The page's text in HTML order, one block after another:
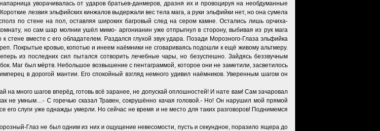
уворачивалась от ударов братьев-данмеров, дразня их и провоцируя на необдуманные
лезвия эльфийских кинжалов выдержали вес тела мага, а руки эльфийки нет, но она сумела
по стене на пол, оставляя широких багровый след на сером камне. Остались лишь орчиха-
но сам шар молнии ушёл мимо- аргонианин уже отпрыгнул в сторону, выбивая из рук мага
вместе с его обладателем. Раздался глухой звук удара. Позади Морозного-Глаза эльфийка
Покрытые кровью, копотью и инеем наёмники не сговариваясь подошли к ещё живому альтмеру.
из последних сил пытался сотворить лечебные чары, но безуспешно. Зайдясь беззвучным
Маг был мёртв. Небольшое возвышение с пентаграммой, которое они не заметили, засветилось
в дорогой мантии. Его спокойный взгляд немного удивил наёмников. Уверенным шагом он
на много шагов вперёд, готовь всё заранее, не допускай оплошностей! И нате вам! Сам зачаровал
не умным…- С горечью сказал Травен, сокрушённо качая головой.- Но! Он нарушил мой прямой
его слуги уже однажды умерли. Но сейчас не время и не место для таких разговоров! Поднимемся
Глаз не был одним из них и ощущение невесомости, пусть и секундное, поразило ящера до